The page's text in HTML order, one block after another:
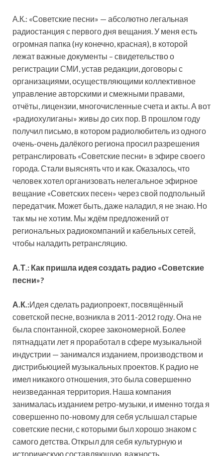
А.К.: «Советские песни» — абсолютно легальная
радиостанция с первого дня вещания. У меня есть
огромная папка (ну конечно, красная), в которой
лежат важные документы – свидетельство о
регистрации СМИ, устав редакции, договоры с
организациями, осуществляющими коллективное
управление авторскими и смежными правами,
отчёты, лицензии, многочисленные счета и акты. А вот
«радиохулиганы» живы до сих пор. В прошлом году
получил письмо, в котором радиолюбитель из одного
очень-очень далёкого региона просил разрешения
ретранслировать «Советские песни» в эфире своего
города. Стали выяснять что и как. Оказалось, что
человек хотел организовать нелегальное эфирное
вещание «Советских песен» через свой подпольный
передатчик. Может быть, даже наладил, я не знаю. Но
так мы не хотим. Мы ждём предложений от
региональных радиокомпаний и кабельных сетей,
чтобы наладить ретрансляцию.
А.Т.: Как пришла идея создать радио «Советские
песни»?
А.К.:Идея сделать радиопроект, посвящённый
советской песне, возникла в 2011-2012 году. Она не
была спонтанной, скорее закономерной. Более
пятнадцати лет я проработал в сфере музыкальной
индустрии — занимался изданием, производством и
дистрибьюцией музыкальных проектов. К радио не
имел никакого отношения, это была совершенно
неизведанная территория. Наша компания
занималась изданием ретро-музыки, и именно тогда я
совершенно по-новому для себя услышал старые
советские песни, с которыми был хорошо знаком с
самого детства. Открыл для себя культурную и
историческую составляющую, важность